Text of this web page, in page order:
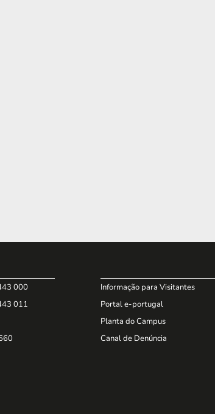
000
011
Informação para Visitantes
Portal e-portugal
Planta do Campus
Canal de Denúncia